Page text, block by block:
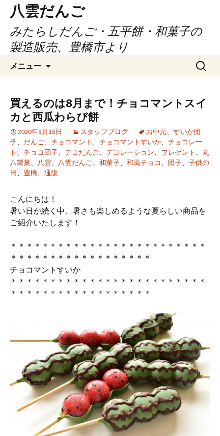
ツ
ス
八雲だんご
みたらしだんご・五平餅・和菓子の
製造販売、豊橋市より
メニュー
検
索:
買えるのは8月まで！チョコマントスイ
カと西瓜わらび餅
2020年8月15日 スタッフブログ お中元、 すいか団
子、 だんご、 チョコマント 、 チョコマントすいか、 チョコレー
ト 、 チョコ団子、 デコだんご、 デコレーション、 プレゼント 、 丸
八製菓、 八雲、 八雲だんご、 和菓子、 和風チョコ、 団子、 子供の
日、 豊橋、 通販
こんにちは！
暑い日が続く中、暑さも楽しめるような夏らしい商品を
ご紹介いたします！
＊＊＊＊＊＊＊＊＊＊＊＊＊＊＊＊＊＊＊＊＊＊＊＊＊
＊＊＊＊＊＊＊＊＊＊＊＊＊＊＊＊＊＊
チョコマントすいか
＊＊＊＊＊＊＊＊＊＊＊＊＊＊＊＊＊＊＊＊＊＊＊＊＊
＊＊＊＊＊＊＊＊＊＊＊＊＊＊＊＊＊＊